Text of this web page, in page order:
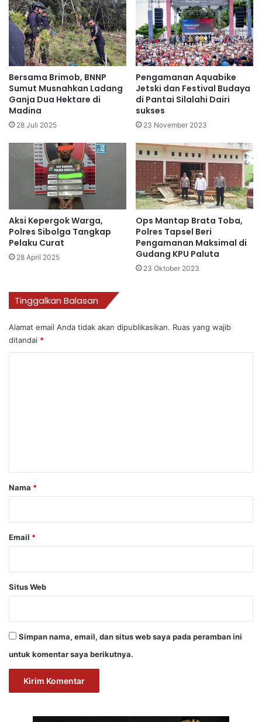
Bersama Brimob, BNNP
Sumut Musnahkan Ladang
Ganja Dua Hektare di
Madina
28 Juli 2025
Pengamanan Aquabike
Jetski dan Festival Budaya
di Pantai Silalahi Dairi
sukses
23 November 2023
Aksi Kepergok Warga,
Polres Sibolga Tangkap
Pelaku Curat
28 April 2025
Ops Mantap Brata Toba,
Polres Tapsel Beri
Pengamanan Maksimal di
Gudang KPU Paluta
23 Oktober 2023
Tinggalkan Balasan
Alamat email Anda tidak akan dipublikasikan. Ruas yang wajib
ditandai *
rNama *
Email *
Situs Web
Simpan nama, email, dan situs web saya pada peramban ini
untuk komentar saya berikutnya.